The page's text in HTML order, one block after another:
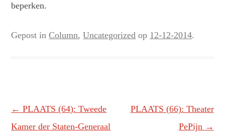
beperken.
Gepost inColumn,Uncategorized op 12-12-2014.
Berichtnavigatie
← PLAATS (64): Tweede
Kamer der Staten-Generaal
PLAATS (66): Theater
PePijn →